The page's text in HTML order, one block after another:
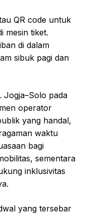
QR code untuk
mesin tiket.
di dalam
sibuk pagi dan
Jogja–Solo pada
operator
yang handal,
waktu
bagi
sementara
inklusivitas
yang tersebar